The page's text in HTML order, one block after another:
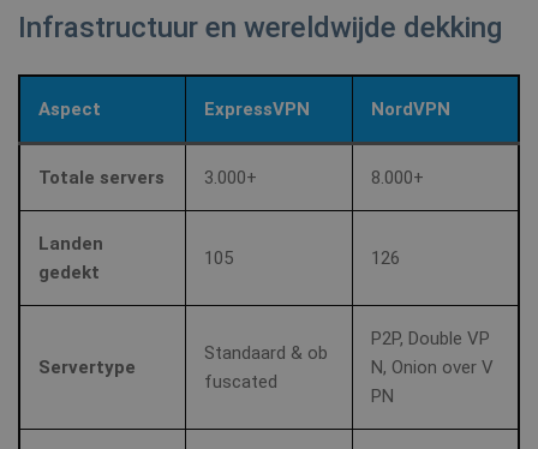
Infrastructuur en wereldwijde dekking
Aspect ExpressVPN NordVPN
Totale servers 3.000+ 8.000+
Landen
gedekt
105 126
Servertype
Standaard & ob
fuscated
P2P, Double VP
N, Onion over V
PN